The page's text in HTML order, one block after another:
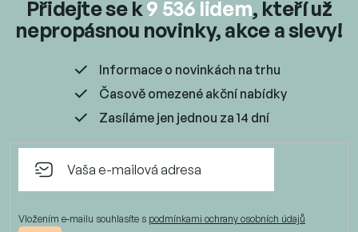
Přidejte se k9 536 lidem, kteří už
nepropásnou novinky, akce a slevy!
Informace o novinkách na trhu
Časově omezené akční nabídky
Zasíláme jen jednou za 14 dní
Vložením e-mailu souhlasíte s podmínkami ochrany osobních údajů